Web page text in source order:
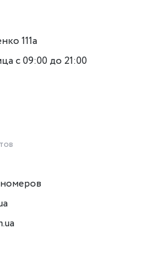
111а
с 09:00 до 21:00